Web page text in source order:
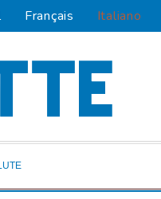
Français Italiano